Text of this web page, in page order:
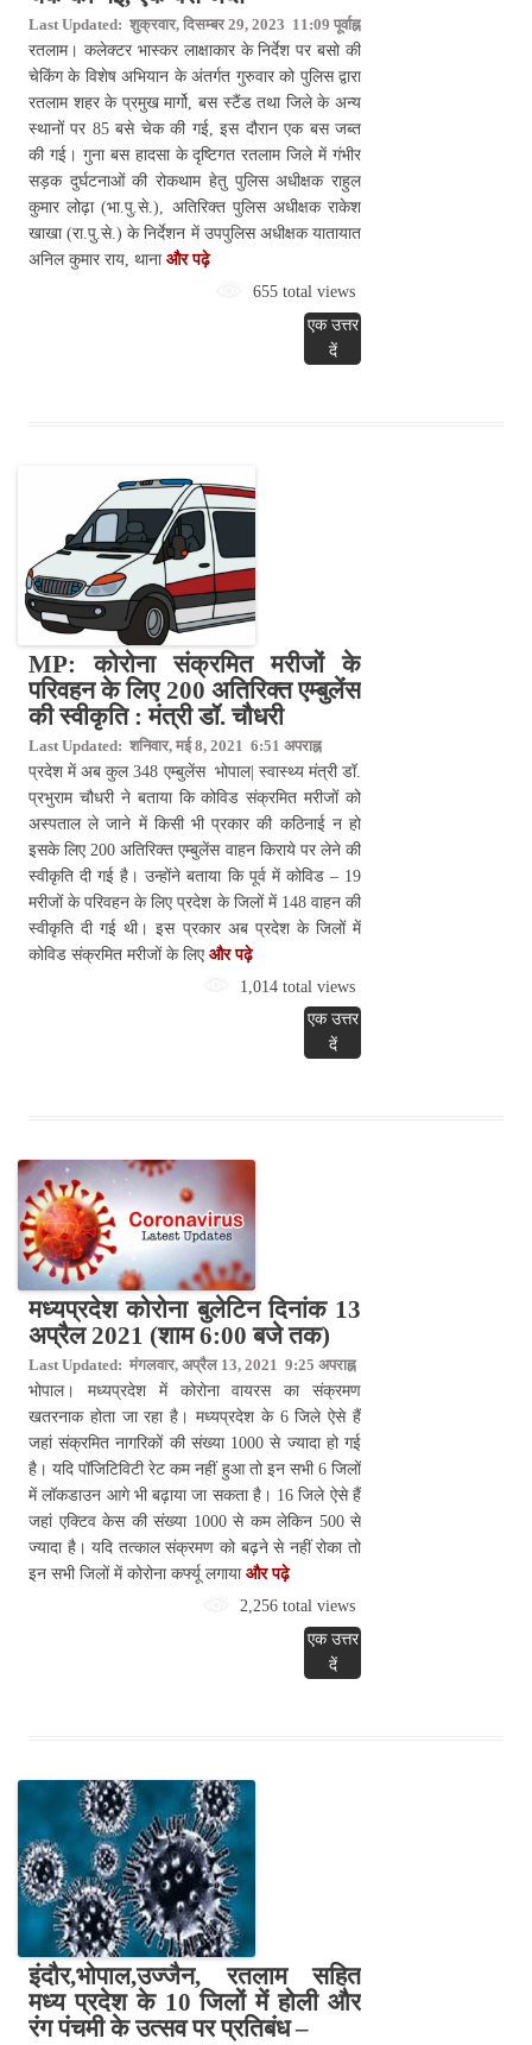
Last Updated: शुक्रवार, दिसम्बर 29, 2023 11:09 पूर्वाह्न
रतलाम। कलेक्टर भास्कर लाक्षाकार के निर्देश पर बसो की
चेकिंग के विशेष अभियान के अंतर्गत गुरुवार को पुलिस द्वारा
रतलाम शहर के प्रमुख मार्गो, बस स्टैंड तथा जिले के अन्य
स्थानों पर 85 बसे चेक की गई, इस दौरान एक बस जब्त
की गई। गुना बस हादसा के दृष्टिगत रतलाम जिले में गंभीर
सड़क दुर्घटनाओं की रोकथाम हेतु पुलिस अधीक्षक राहुल
कुमार लोढ़ा (भा.पु.से.), अतिरिक्त पुलिस अधीक्षक राकेश
खाखा (रा.पु.से.) के निर्देशन में उपपुलिस अधीक्षक यातायात
अनिल कुमार राय, थाना और पढ़े
655 total views
एक उत्तर
दें
MP: कोरोना संक्रमित मरीजों के
परिवहन के लिए 200 अतिरिक्त एम्बुलेंस
की स्वीकृति : मंत्री डॉ. चौधरी
Last Updated: शनिवार, मई 8, 2021 6:51 अपराह्न
प्रदेश में अब कुल 348 एम्बुलेंस भोपाल| स्वास्थ्य मंत्री डॉ.
प्रभुराम चौधरी ने बताया कि कोविड संक्रमित मरीजों को
अस्पताल ले जाने में किसी भी प्रकार की कठिनाई न हो
इसके लिए 200 अतिरिक्त एम्बुलेंस वाहन किराये पर लेने की
स्वीकृति दी गई है। उन्होंने बताया कि पूर्व में कोविड – 19
मरीजों के परिवहन के लिए प्रदेश के जिलों में 148 वाहन की
स्वीकृति दी गई थी। इस प्रकार अब प्रदेश के जिलों में
कोविड संक्रमित मरीजों के लिए और पढ़े
1,014 total views
एक उत्तर
दें
मध्यप्रदेश कोरोना बुलेटिन दिनांक 13
अप्रैल 2021 (शाम 6:00 बजे तक)
Last Updated: मंगलवार, अप्रैल 13, 2021 9:25 अपराह्न
भोपाल। मध्यप्रदेश में कोरोना वायरस का संक्रमण
खतरनाक होता जा रहा है। मध्यप्रदेश के 6 जिले ऐसे हैं
जहां संक्रमित नागरिकों की संख्या 1000 से ज्यादा हो गई
है। यदि पॉजिटिविटी रेट कम नहीं हुआ तो इन सभी 6 जिलों
में लॉकडाउन आगे भी बढ़ाया जा सकता है। 16 जिले ऐसे हैं
जहां एक्टिव केस की संख्या 1000 से कम लेकिन 500 से
ज्यादा है। यदि तत्काल संक्रमण को बढ़ने से नहीं रोका तो
इन सभी जिलों में कोरोना कर्फ्यू लगाया और पढ़े
2,256 total views
एक उत्तर
दें
इंदौर,भोपाल,उज्जैन, रतलाम सहित
मध्य प्रदेश के 10 जिलों में होली और
रंग पंचमी के उत्सव पर प्रतिबंध –